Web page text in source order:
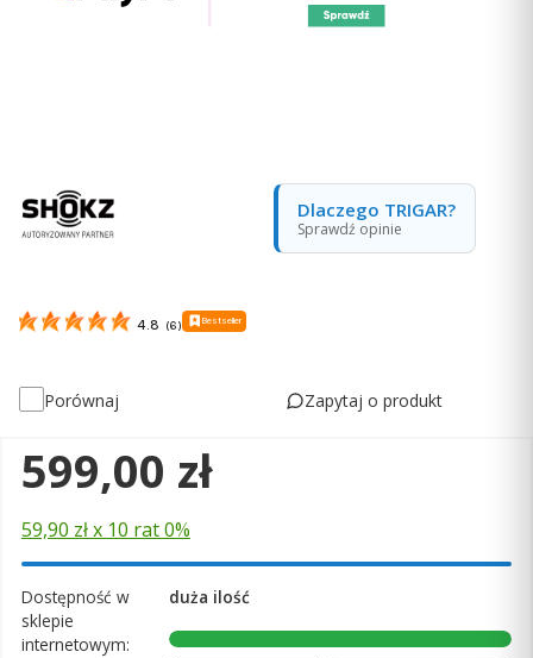
Dlaczego TRIGAR?
Sprawdź opinie
4.8 (6) Bestseller
Porównaj Zapytaj o produkt
Cena
599,00 zł
59,90 zł x 10 rat 0%
Dostępność w
sklepie
internetowym:
duża ilość